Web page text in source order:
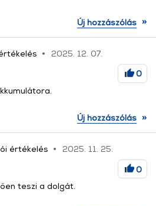
Új hozzászólás »
2025. 12. 07.
0
Új hozzászólás »
értékelés
2025. 11. 25.
0
teszi a dolgát.